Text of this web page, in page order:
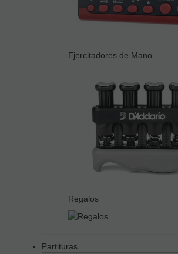
Ejercitadores de Mano
Regalos
Partituras